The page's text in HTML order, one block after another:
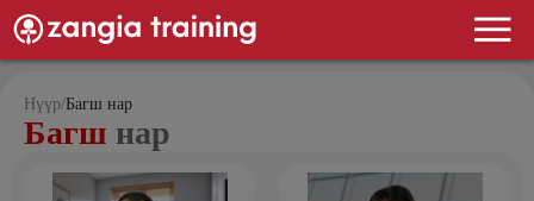
Нүүр/Багш нар
Багш нар